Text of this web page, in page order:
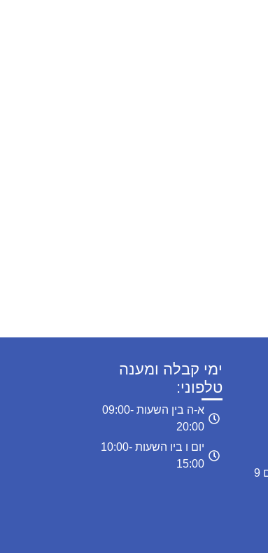
כתובת המרפאה: מרפאה הכבאים 9
ימי קבלה ומענה
טלפוני:
א-ה בין השעות 09:00-
20:00
יום ו ביו השעות 10:00-
15:00